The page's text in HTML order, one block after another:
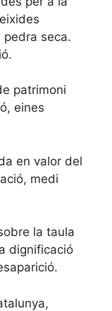
seca.
patrimoni
eines
en valor del
medi
la taula
dignificació